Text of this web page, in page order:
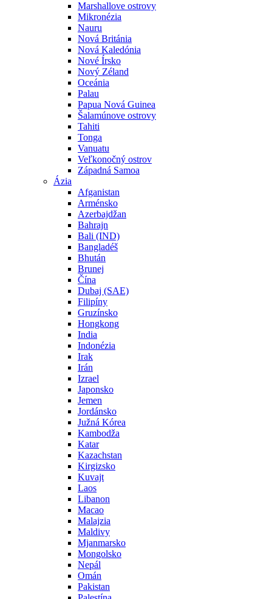
Marshallove ostrovy
Mikronézia
Nauru
Nová Británia
Nová Kaledónia
Nové Írsko
Nový Zéland
Oceánia
Palau
Papua Nová Guinea
Šalamúnove ostrovy
Tahiti
Tonga
Vanuatu
Veľkonočný ostrov
Západná Samoa
Ázia
Afganistan
Arménsko
Azerbajdžan
Bahrajn
Bali (IND)
Bangladéš
Bhután
Brunej
Čína
Dubaj (SAE)
Filipíny
Gruzínsko
Hongkong
India
Indonézia
Irak
Irán
Izrael
Japonsko
Jemen
Jordánsko
Južná Kórea
Kambodža
Katar
Kazachstan
Kirgizsko
Kuvajt
Laos
Libanon
Macao
Malajzia
Maldivy
Mjanmarsko
Mongolsko
Nepál
Omán
Pakistan